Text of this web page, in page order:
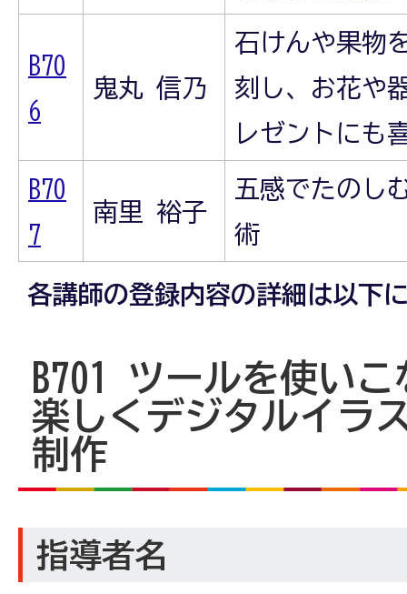
B70
6
鬼丸 信乃
石けんや果物
刻し、お花や
レゼントにも
B70
7
南里 裕子
五感でたのし
術
各講師の登録内容の詳細は以下
B701
ツールを使いこ
楽しくデジタルイラ
制作
指導者名